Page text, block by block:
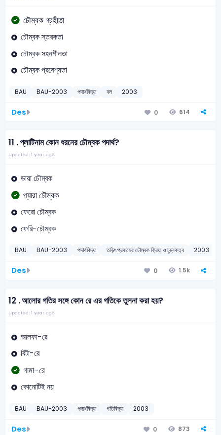
চৌম্বক গ্রহীতা
চৌম্বক স্তরকতা
চৌম্বক সহনশীলতা
চৌম্বক প্রবেশ্যতা
BAU BAU-2003 পদার্থবিদ্যা বল 2003
Des 0 614
11 .প্লাটিনাম কোন ধরনের চৌম্বক পদার্থ?
Updated: 1 year ago
ডায়া চৌম্বক
প্যারা চৌম্বক
ফেরো চৌম্বক
ফেরি-চৌম্বক
BAU BAU-2003 পদার্থবিদ্যা তড়িৎ প্রবাহের চৌম্বক ক্রিয়া ও চুম্বকত্ব 2003
Des 0 1.5k
12 .আলোর গতির সঙ্গে কোন রে এর গতিকে তুলনা করা হয়?
Updated: 1 year ago
আলফা-রে
বিটা-রে
গামা-রে
কোনোটিই নয়
BAU BAU-2003 পদার্থবিদ্যা গতিবিদ্যা 2003
Des 0 873